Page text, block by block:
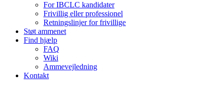
For IBCLC kandidater
Frivillig eller professionel
Retningslinjer for frivillige
Støt ammenet
Find hjælp
FAQ
Wiki
Ammevejledning
Kontakt